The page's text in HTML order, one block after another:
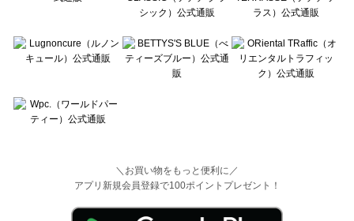
＼お買い物をもっと便利に／
アプリ新規会員登録で100ポイントプレゼント！